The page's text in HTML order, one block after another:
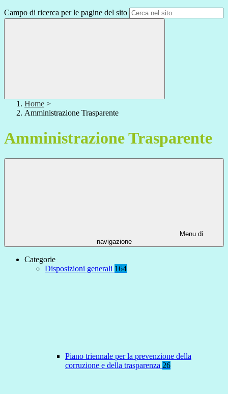
Campo di ricerca per le pagine del sito
Home >
Amministrazione Trasparente
Amministrazione Trasparente
Menu di
navigazione
Categorie
Disposizioni generali 164
Piano triennale per la prevenzione della
corruzione e della trasparenza 26